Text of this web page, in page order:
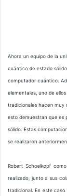
Ahora un equipo de la
cuántico de estado
computador cuántico.
elementales, uno de
tradicionales hacen muy
esto demuestran que es
sólido. Estas
se realizaron
Robert Schoelkopf
realizado, junto a sus
tradicional. En este